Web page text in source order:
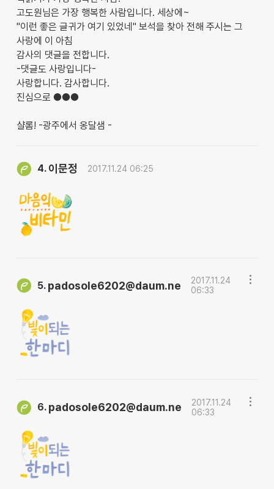
고도원님은 가장 행복한 사람입니다. 세상에~
"이런 좋은 글귀가 여기 있었네" 보석을 찾아 전해 주시는 그
사랑에 이 아침
감사의 댓글을 전합니다.
-댓글도 사랑입니다-
사랑합니다. 감사합니다.
진심으로 ●●●
샬롬! -광주에서 옹달샘 -
4. 이문정 2017.11.24 06:25
5. padosole6202@daum.ne
2017.11.24
06:33
6. padosole6202@daum.ne
2017.11.24
06:33